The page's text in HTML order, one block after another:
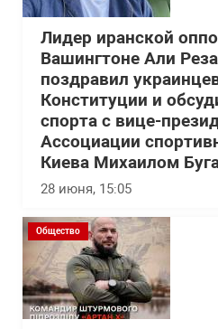
Лидер иранской
Вашингтоне Али
поздравил
Конституции и
спорта с вице-
Ассоциации
Киева Михаилом
28 июня, 15:05
Общество